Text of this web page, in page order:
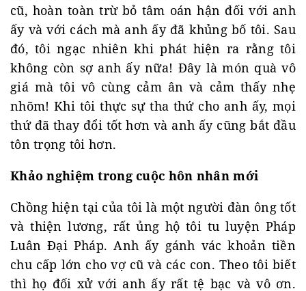
cũ, hoàn toàn trừ bỏ tâm oán hận đối với anh
ấy và với cách mà anh ấy đã khủng bố tôi. Sau
đó, tôi ngạc nhiên khi phát hiện ra rằng tôi
không còn sợ anh ấy nữa! Đây là món quà vô
giá mà tôi vô cùng cảm ân và cảm thấy nhẹ
nhõm! Khi tôi thực sự tha thứ cho anh ấy, mọi
thứ đã thay đổi tốt hơn và anh ấy cũng bắt đầu
tôn trọng tôi hơn.
Khảo nghiệm trong cuộc hôn nhân mới
Chồng hiện tại của tôi là một người đàn ông tốt
và thiện lương, rất ủng hộ tôi tu luyện Pháp
Luân Đại Pháp. Anh ấy gánh vác khoản tiền
chu cấp lớn cho vợ cũ và các con. Theo tôi biết
thì họ đối xử với anh ấy rất tệ bạc và vô ơn.